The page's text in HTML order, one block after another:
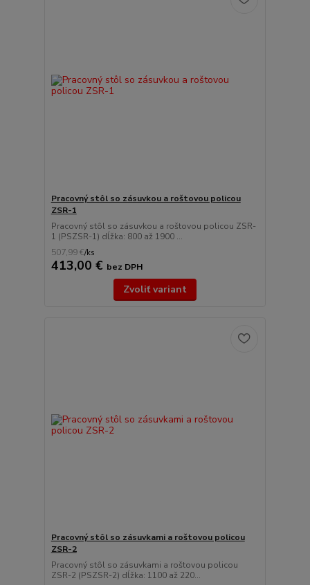
Pracovný stôl so zásuvkou a roštovou policou
ZSR-1
Pracovný stôl so zásuvkou a roštovou policou ZSR-
1 (PSZSR-1) dĺžka: 800 až 1900 ...
507,99 €/ks
413,00 € bez DPH
Zvoliť variant
Pracovný stôl so zásuvkami a roštovou policou
ZSR-2
Pracovný stôl so zásuvkami a roštovou policou
ZSR-2 (PSZSR-2) dĺžka: 1100 až 220...